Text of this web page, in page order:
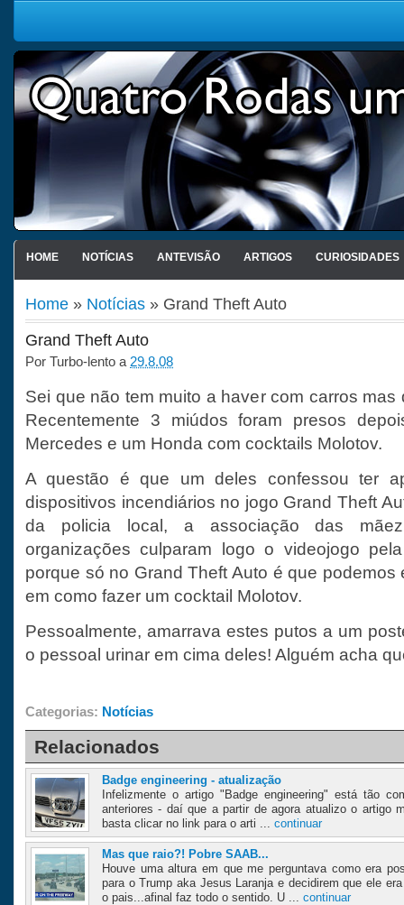
HOME NOTÍCIAS ANTEVISÃO ARTIGOS CURIOSIDADES
Home » Notícias » Grand Theft Auto
Grand Theft Auto
Por Turbo-lento a 29.8.08
Sei que não tem muito a haver com carros mas
Recentemente 3 miúdos foram presos
Mercedes e um Honda com cocktails Molotov.
A questão é que um deles confessou ter
dispositivos incendiários no jogo Grand Theft
da policia local, a associação das
organizações culparam logo o videojogo
porque só no Grand Theft Auto é que podemos
em como fazer um cocktail Molotov.
Pessoalmente, amarrava estes putos a um
o pessoal urinar em cima deles! Alguém acha
Categorias: Notícias
Relacionados
Badge engineering - atualização
Infelizmente o artigo "Badge engineering" está tão
anteriores - daí que a partir de agora atualizo o artigo
basta clicar no link para o arti ... continuar
Mas que raio?! Pobre SAAB...
Houve uma altura em que me perguntava como era
para o Trump aka Jesus Laranja e decidirem que ele
o pais...afinal faz todo o sentido. U ... continuar